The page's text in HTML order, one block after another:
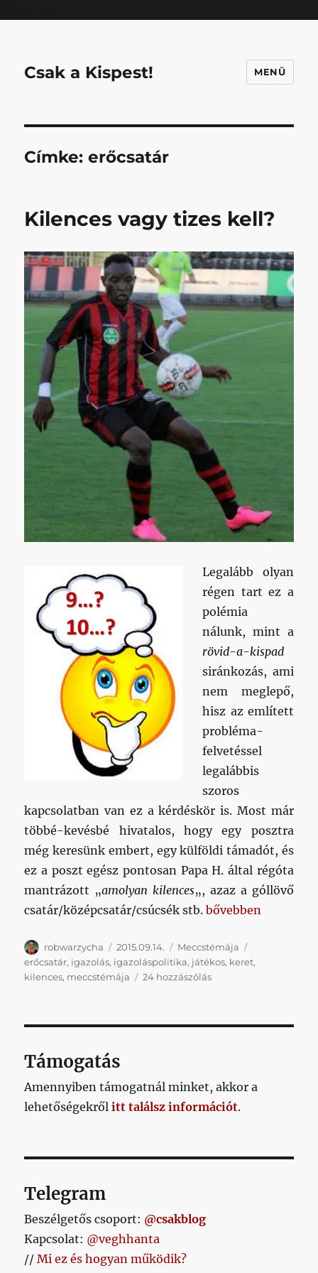
Csak a Kispest! MENÜ
Címke:erőcsatár
Kilences vagy tizes kell?
Legalább olyan
régen tart ez a
polémia
nálunk, mint a
rövid-a-kispad
siránkozás, ami
nem meglepő,
hisz az említett
probléma-
felvetéssel
legalábbis
szoros
kapcsolatban van ez a kérdéskör is. Most már
többé-kevésbé hivatalos, hogy egy posztra
még keresünk embert, egy külföldi támadót, és
ez a poszt egész pontosan Papa H. által régóta
mantrázott „amolyan kilences„, azaz a góllövő
csatár/középcsatár/csúcsék stb.„Kilences vagy
bővebben
Szerző
robwarzycha Közzétéve
2015.09.14. Kategória
Meccstémája
erőcsatár, igazolás, igazoláspolitika, játékos, keret,
kilences, meccstémája 24 hozzászólásKilences
Támogatás
Amennyiben támogatnál minket, akkor a
lehetőségekrőlitt találsz információt.
Telegram
Beszélgetős csoport: @csakblog
Kapcsolat: @veghhanta
//Mi ez és hogyan működik?